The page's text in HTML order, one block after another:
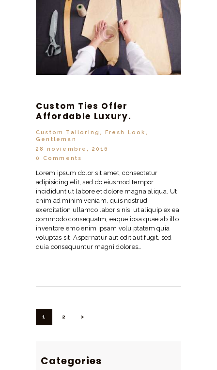
Custom Ties Offer
Affordable Luxury.
Custom Tailoring, Fresh Look ,
Gentleman
28 noviembre, 2016
0
Comments
Lorem ipsum dolor sit amet, consectetur
adipisicing elit, sed do eiusmod tempor
incididunt ut labore et dolore magna aliqua. Ut
enim ad minim veniam, quis nostrud
exercitation ullamco laboris nisi ut aliquip ex ea
commodo consequatm, eaque ipsa quae ab illo
inventore emo enim ipsam volu ptatem quia
voluptas sit. Aspernatur aut odit aut fugit, sed
quia consequuntur magni dolores…
de
entradas
PAGE
1 PAGE
2 >
Categories